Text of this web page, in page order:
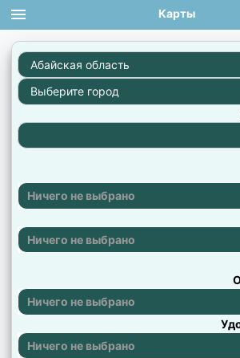
Карты
Ничего не выбрано
Ничего не выбрано
Ничего не выбрано
Ничего не выбрано
×
×
×
×
×
×
×
×
×
×
×
×
×
×
×
×
×
×
×
×
×
×
×
×
×
×
×
×
×
×
×
×